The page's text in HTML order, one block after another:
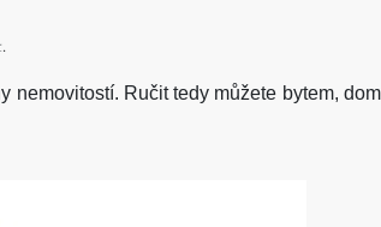
nemovitostí. Ručit tedy můžete bytem,